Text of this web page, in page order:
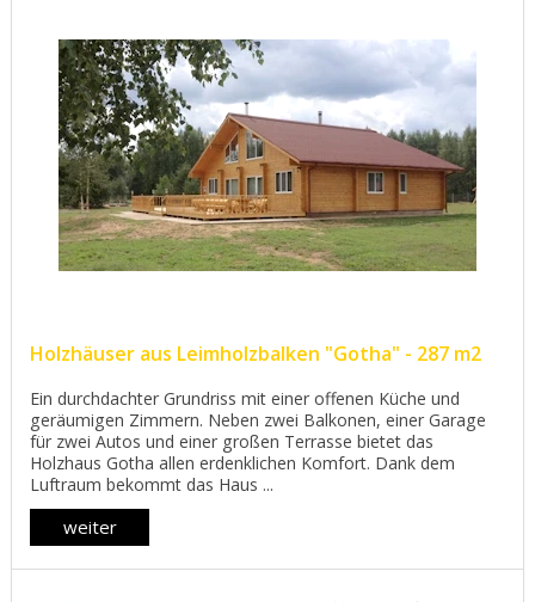
Holzhäuser aus Leimholzbalken "Gotha" - 287 m2
Ein durchdachter Grundriss mit einer offenen Küche und
geräumigen Zimmern. Neben zwei Balkonen, einer Garage
für zwei Autos und einer großen Terrasse bietet das
Holzhaus Gotha allen erdenklichen Komfort. Dank dem
Luftraum bekommt das Haus ...
weiter